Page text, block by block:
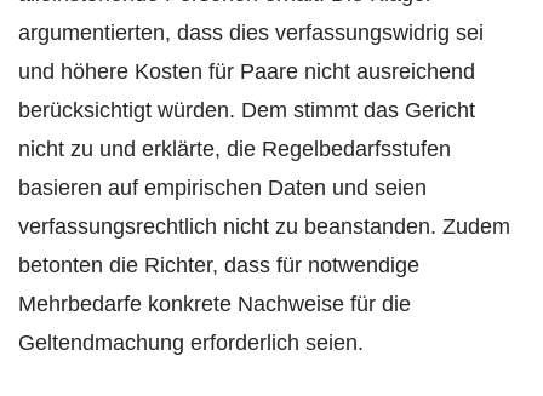
argumentierten, dass dies verfassungswidrig sei
und höhere Kosten für Paare nicht ausreichend
berücksichtigt würden. Dem stimmt das Gericht
nicht zu und erklärte, die Regelbedarfsstufen
basieren auf empirischen Daten und seien
verfassungsrechtlich nicht zu beanstanden. Zudem
betonten die Richter, dass für notwendige
Mehrbedarfe konkrete Nachweise für die
Geltendmachung erforderlich seien.